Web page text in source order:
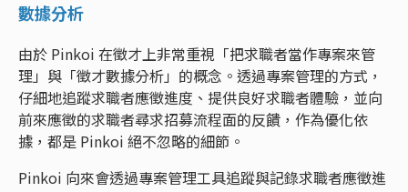
數據分析
由於 Pinkoi 在徵才上非常重視「把求職者當作專案來管
理」與「徵才數據分析」的概念。透過專案管理的方式，
仔細地追蹤求職者應徵進度、提供良好求職者體驗，並向
前來應徵的求職者尋求招募流程面的反饋，作為優化依
據，都是 Pinkoi 絕不忽略的細節。
Pinkoi 向來會透過專案管理工具追蹤與記錄求職者應徵進